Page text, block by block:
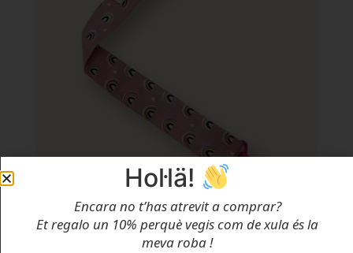
Hol·lä!
Encara no t’has atrevit a comprar?
Et regalo un 10% perquè vegis com de xula és la
meva roba!